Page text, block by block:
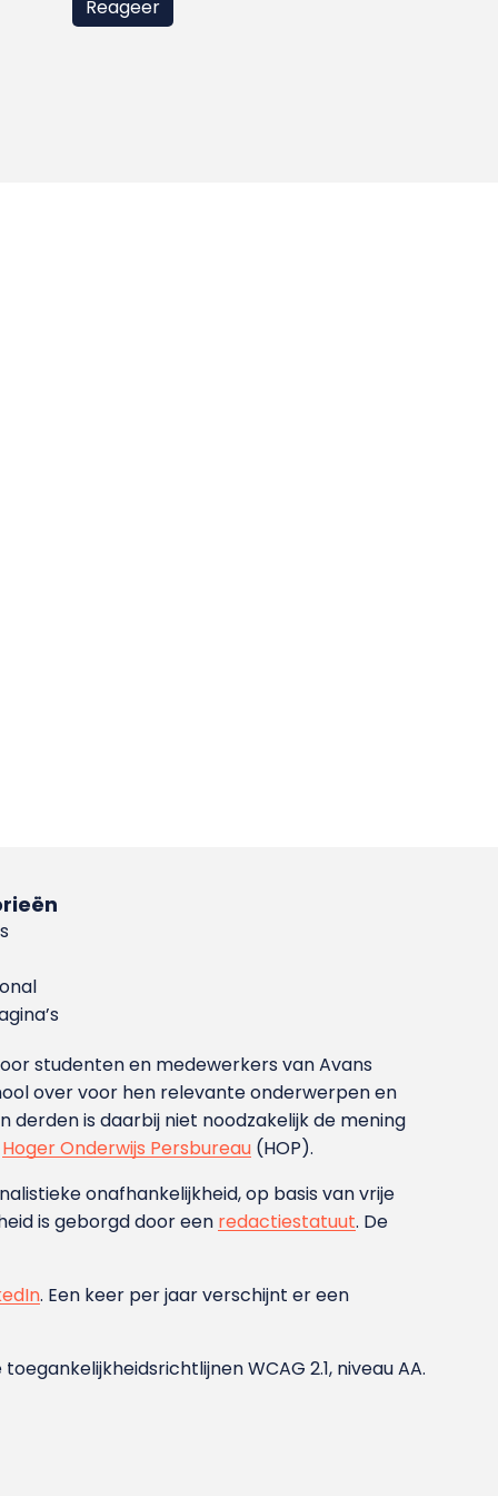
studenten en medewerkers van Avans
over voor hen relevante onderwerpen en
is daarbij niet noodzakelijk de mening
Hoger Onderwijs Persbureau (HOP).
onafhankelijkheid, op basis van vrije
is geborgd door een redactiestatuut. De
. Een keer per jaar verschijnt er een
WCAG 2.1, niveau AA.